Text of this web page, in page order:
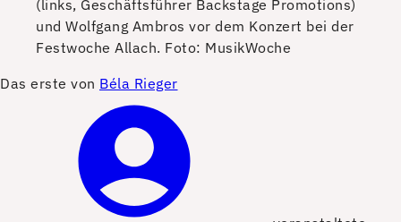
(links, Geschäftsführer Backstage Promotions)
und Wolfgang Ambros vor dem Konzert bei der
Festwoche Allach. Foto: MusikWoche
Das erste von Béla Rieger